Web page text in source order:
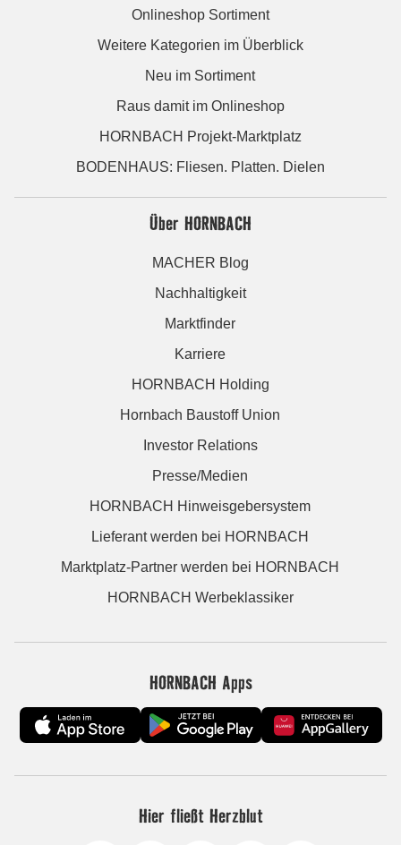
Onlineshop Sortiment
Weitere Kategorien im Überblick
Neu im Sortiment
Raus damit im Onlineshop
HORNBACH Projekt-Marktplatz
BODENHAUS: Fliesen. Platten. Dielen
Über HORNBACH
MACHER Blog
Nachhaltigkeit
Marktfinder
Karriere
HORNBACH Holding
Hornbach Baustoff Union
Investor Relations
Presse/Medien
HORNBACH Hinweisgebersystem
Lieferant werden bei HORNBACH
Marktplatz-Partner werden bei HORNBACH
HORNBACH Werbeklassiker
HORNBACH Apps
Hier fließt Herzblut